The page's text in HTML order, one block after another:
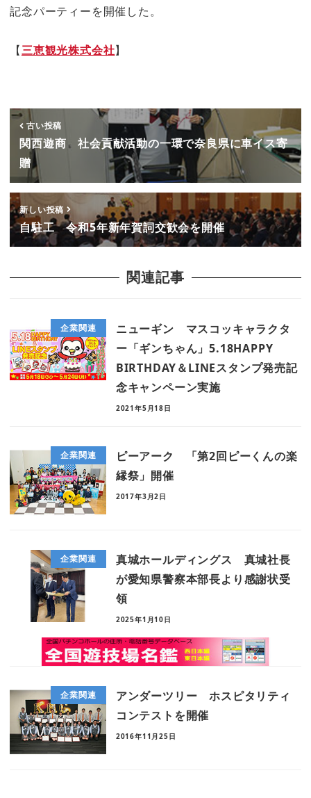
記念パーティーを開催した。
【三恵観光株式会社】
古い投稿
関西遊商 社会貢献活動の一環で奈良県に車イス寄
贈
新しい投稿
自駐工 令和5年新年賀詞交歓会を開催
関連記事
企業関連
ニューギン マスコッキャラクタ
ー「ギンちゃん」5.18HAPPY
BIRTHDAY＆LINEスタンプ発売記
念キャンペーン実施
2021年5月18日
企業関連
ピーアーク 「第2回ピーくんの楽
縁祭」開催
2017年3月2日
企業関連
真城ホールディングス 真城社長
が愛知県警察本部長より感謝状受
領
2025年1月10日
企業関連
アンダーツリー ホスピタリティ
コンテストを開催
2016年11月25日